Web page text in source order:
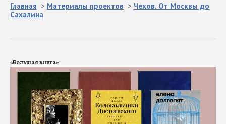
Главная > Материалы проектов > Чехов. От Москвы до
Сахалина
«Большая книга»